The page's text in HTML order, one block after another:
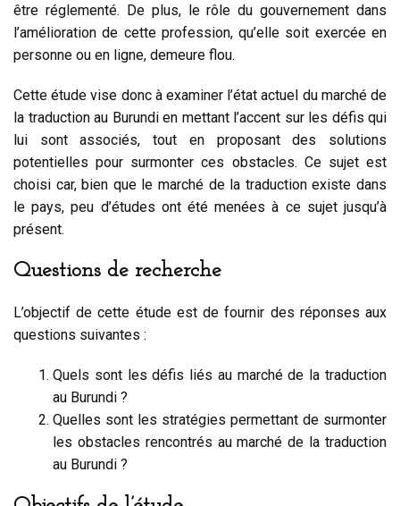
être réglementé. De plus, le rôle du gouvernement dans
l’amélioration de cette profession, qu’elle soit exercée en
personne ou en ligne, demeure flou.
Cette étude vise donc à examiner l’état actuel du marché de
la traduction au Burundi en mettant l’accent sur les défis qui
lui sont associés, tout en proposant des solutions
potentielles pour surmonter ces obstacles. Ce sujet est
choisi car, bien que le marché de la traduction existe dans
le pays, peu d’études ont été menées à ce sujet jusqu’à
présent.
Questions de recherche
L’objectif de cette étude est de fournir des réponses aux
questions suivantes :
Quels sont les défis liés au marché de la traduction
au Burundi ?
Quelles sont les stratégies permettant de surmonter
les obstacles rencontrés au marché de la traduction
au Burundi ?